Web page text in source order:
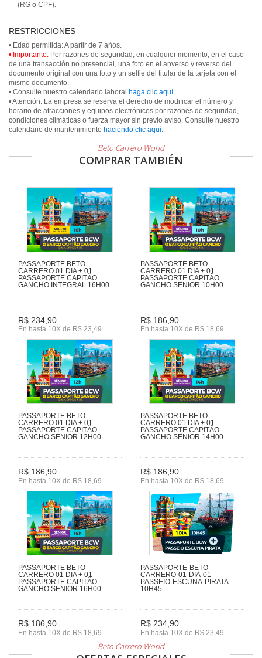
(RG o CPF).
RESTRICCIONES
• Importante: Por razones de seguridad, en cualquier momento, en el caso
de una transacción no presencial, una foto en el anverso y reverso del
documento original con una foto y un selfie del titular de la tarjeta con el
mismo documento.
• Consulte nuestro calendario laboral haga clic aquí.
• Atención: La empresa se reserva el derecho de modificar el número y
horario de atracciones y equipos electrónicos por razones de seguridad,
condiciones climáticas o fuerza mayor sin previo aviso. Consulte nuestro
calendario de mantenimiento haciendo clic aquí.
Beto Carrero World
COMPRAR TAMBIÉN
PASSAPORTE BETO
CARRERO 01 DIA + 01
PASSAPORTE CAPITÃO
GANCHO INTEGRAL 16H00
R$ 234,90
En hasta 10X de R$ 23,49
PASSAPORTE BETO
CARRERO 01 DIA + 01
PASSAPORTE CAPITÃO
GANCHO SENIOR 10H00
R$ 186,90
En hasta 10X de R$ 18,69
PASSAPORTE BETO
CARRERO 01 DIA + 01
PASSAPORTE CAPITÃO
GANCHO SENIOR 12H00
R$ 186,90
En hasta 10X de R$ 18,69
PASSAPORTE BETO
CARRERO 01 DIA + 01
PASSAPORTE CAPITÃO
GANCHO SENIOR 14H00
R$ 186,90
En hasta 10X de R$ 18,69
PASSAPORTE BETO
CARRERO 01 DIA + 01
PASSAPORTE CAPITÃO
GANCHO SENIOR 16H00
R$ 186,90
En hasta 10X de R$ 18,69
PASSAPORTE-BETO-
CARRERO-01-DIA-01-
PASSEIO-ESCUNA-PIRATA-
10H45
R$ 234,90
En hasta 10X de R$ 23,49
Beto Carrero World